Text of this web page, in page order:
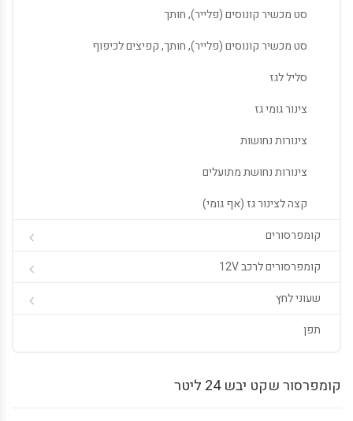
סט מכשיר קונוסים (פלייר), חותך
סט מכשיר קונוסים (פלייר), חותך, קפיצים לכיפוף
סליל לגז
צינור גומי גז
צינורות נחושות
צינורות נחושת מתועלים
קצה לצינור גז (אף גומי)
קומפרסורים
קומפרסורים לרכב 12V
שעוני לחץ
תפן
קומפרסור שקט יבש 24 ליטר